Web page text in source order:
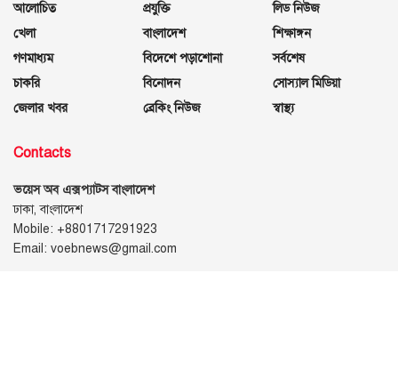
আলোচিত
খেলা
গণমাধ্যম
চাকরি
জেলার খবর
প্রযুক্তি
বাংলাদেশ
বিদেশে পড়াশোনা
বিনোদন
ব্রেকিং নিউজ
লিড নিউজ
শিক্ষাঙ্গন
সর্বশেষ
সোস্যাল মিডিয়া
স্বাস্থ্য
Contacts
ভয়েস অব এক্সপ্যাটস বাংলাদেশ
ঢাকা, বাংলাদেশ
Mobile: +8801717291923
Email: voebnews@gmail.com